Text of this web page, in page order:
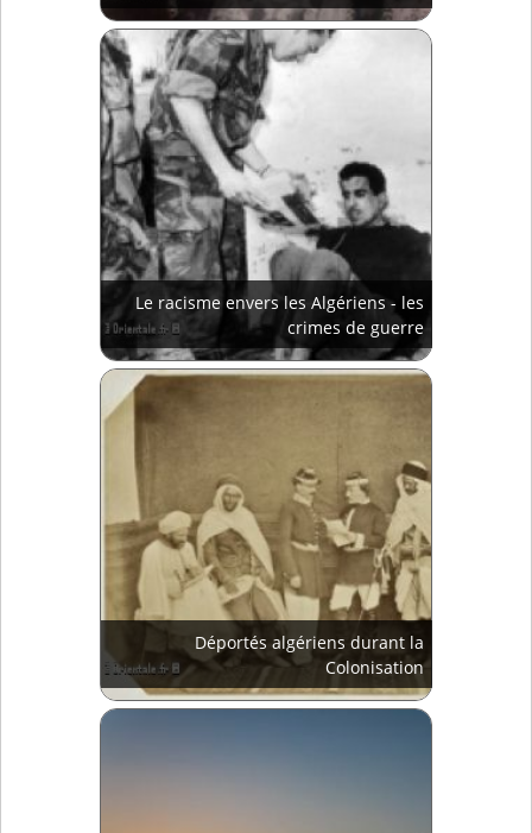
Le racisme envers les Algériens - les
crimes de guerre
Déportés algériens durant la
Colonisation